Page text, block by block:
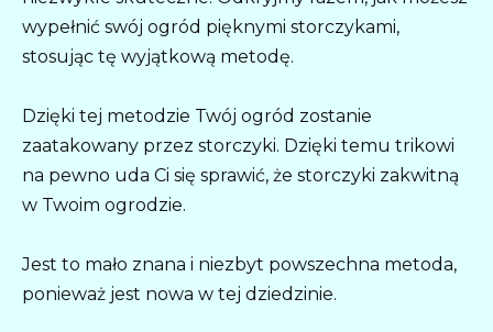
wypełnić swój ogród pięknymi storczykami,
stosując tę ​​wyjątkową metodę.
Dzięki tej metodzie Twój ogród zostanie
zaatakowany przez storczyki. Dzięki temu trikowi
na pewno uda Ci się sprawić, że storczyki zakwitną
w Twoim ogrodzie.
Jest to mało znana i niezbyt powszechna metoda,
ponieważ jest nowa w tej dziedzinie.